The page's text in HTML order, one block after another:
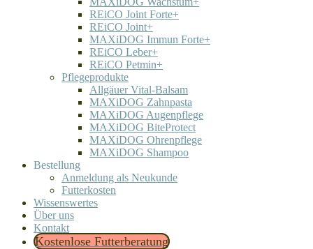
REiCO Joint Forte+
REiCO Joint+
MAXiDOG Immun Forte+
REiCO Leber+
REiCO Petmin+
Pflegeprodukte
Allgäuer Vital-Balsam
MAXiDOG Zahnpasta
MAXiDOG Augenpflege
MAXiDOG BiteProtect
MAXiDOG Ohrenpflege
MAXiDOG Shampoo
Bestellung
Anmeldung als Neukunde
Futterkosten
Wissenswertes
Über uns
Kontakt
Kostenlose Futterberatung